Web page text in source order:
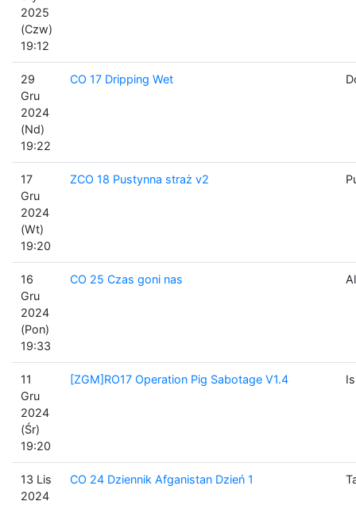
2025
(Czw)
19:12
29
Gru
2024
(Nd)
19:22
CO 17 Dripping Wet
17
Gru
2024
(Wt)
19:20
ZCO 18 Pustynna straż v2
16
Gru
2024
(Pon)
19:33
CO 25 Czas goni nas
11
Gru
2024
(Śr)
19:20
[ZGM]RO17 Operation Pig Sabotage V1.4
13 Lis
2024
CO 24 Dziennik Afganistan Dzień 1